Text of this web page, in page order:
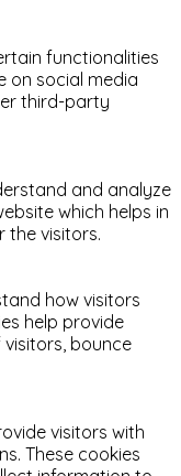
functionalities
on social media
third-party
and analyze
which helps in
the visitors.
how visitors
help provide
bounce
visitors with
These cookies